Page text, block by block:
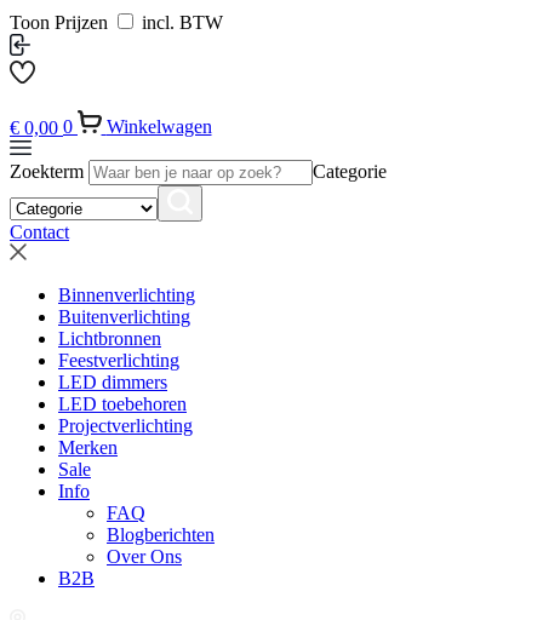
Toon Prijzen incl. BTW
€ 0,00 0 Winkelwagen
Zoekterm Categorie
Contact
Binnenverlichting
Buitenverlichting
Lichtbronnen
Feestverlichting
LED dimmers
LED toebehoren
Projectverlichting
Merken
Sale
Info
FAQ
Blogberichten
Over Ons
B2B